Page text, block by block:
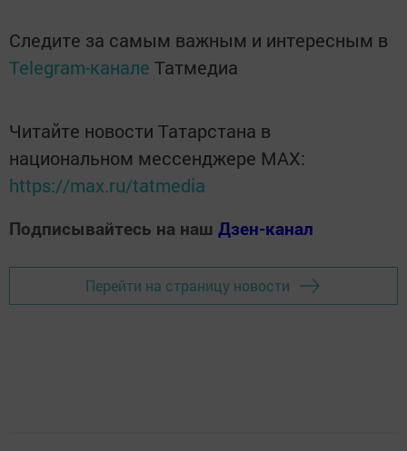
Следите за самым важным и интересным в
Telegram-канале Татмедиа
Читайте новости Татарстана в
национальном мессенджере MАХ:
https://max.ru/tatmedia
Подписывайтесь на наш Дзен-канал
Перейти на страницу новости